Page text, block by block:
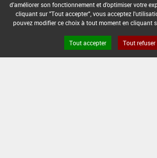
Base de données européenne des pesticides
d'améliorer son fonctionnement et d'optimiser votre
cliquant sur "Tout accepter", vous acceptez
pouvez modifier ce choix à tout moment en cliquant
Tout accepter Tout refuser